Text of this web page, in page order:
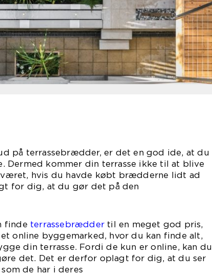
på terrassebrædder, er det en god ide, at du
Dermed kommer din terrasse ikke til at blive
været, hvis du havde købt brædderne lidt ad
for dig, at du gør det på den
finde terrassebrædder til en meget god pris,
online byggemarked, hvor du kan finde alt,
din terrasse. Fordi de kun er online, kan du
det. Det er derfor oplagt for dig, at du ser
de har i deres